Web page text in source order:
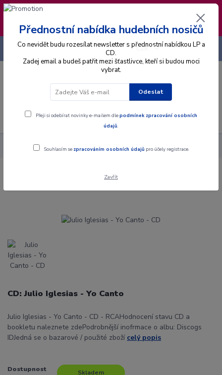
❣️ Od 4.8. do 13.8. čerpám dovolenou. Datum
expedice objednávek se posouvá na pátek
14.8.2026 🐋
Menu
CZK
+420 725 736 293
Alba CD Julio Iglesias - Yo Canto - CD
Julio Iglesias - Yo Canto - CD
CD: Julio Iglesias - Yo Canto
Julio Iglesias - Yo Canto - CD - RCAHodnocení stavu CD a
bookletu naleznete zdePodrobnější inofrmace o albu: Discogs
IDJedná se o bazarové / použité zboží celý popis
Dostupnost Skladem
Přednostní nabídka hudebních nosičů
Co nevidět budu rozesílat newsletter s přednostní nabídkou LP a
CD.
Zadej email a budeš patřit mezi šťastlivce, kteří si budou moci
vybrat.
Odeslat
Přeji si odebírat novinky e-mailem dlepodmínek zpracování osobních
údajů.
Souhlasím se zpracováním osobních údajů pro účely registrace.
Zavřít